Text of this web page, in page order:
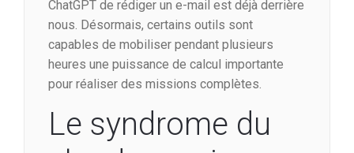
ChatGPT de rédiger un e-mail est déjà derrière
nous. Désormais, certains outils sont
capables de mobiliser pendant plusieurs
heures une puissance de calcul importante
pour réaliser des missions complètes.
Le syndrome du